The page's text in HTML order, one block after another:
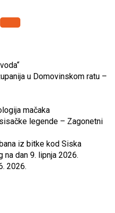
Pretraži
u Domovinskom ratu –
mačaka
legende – Zagonetni
iz bitke kod Siska
na dan 9. lipnja 2026.
2026.